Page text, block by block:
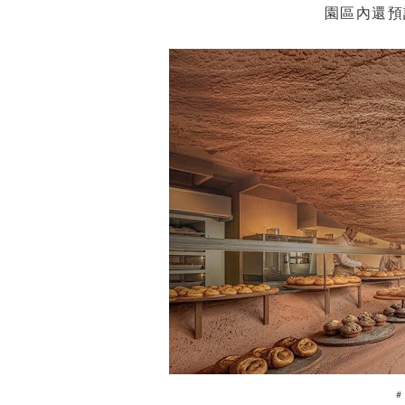
園區內還